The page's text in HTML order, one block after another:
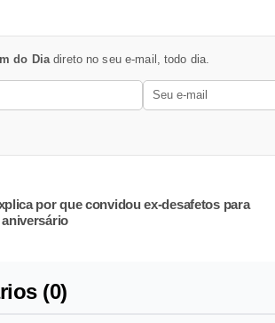
do Dia direto no seu e-mail, todo dia.
por que convidou ex-desafetos para
(0)